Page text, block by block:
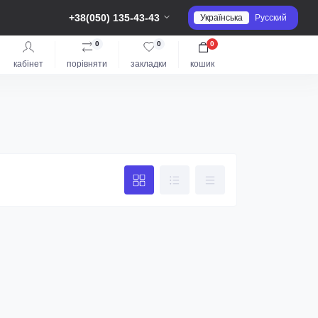
+38(050) 135-43-43 Українська Русский
кабінет порівняти
0
закладки
0
кошик
0